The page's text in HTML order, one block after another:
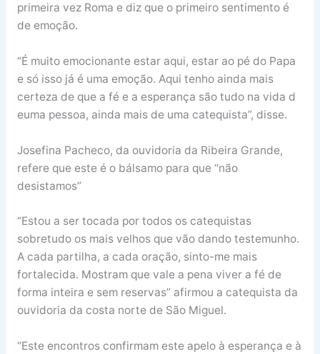
primeira vez Roma e diz que o primeiro sentimento é
de emoção.
“É muito emocionante estar aqui, estar ao pé do Papa
e só isso já é uma emoção. Aqui tenho ainda mais
certeza de que a fé e a esperança são tudo na vida d
euma pessoa, ainda mais de uma catequista”, disse.
Josefina Pacheco, da ouvidoria da Ribeira Grande,
refere que este é o bálsamo para que “não
desistamos”
“Estou a ser tocada por todos os catequistas
sobretudo os mais velhos que vão dando testemunho.
A cada partilha, a cada oração, sinto-me mais
fortalecida. Mostram que vale a pena viver a fé de
forma inteira e sem reservas” afirmou a catequista da
ouvidoria da costa norte de São Miguel.
“Este encontros confirmam este apelo à esperança e à